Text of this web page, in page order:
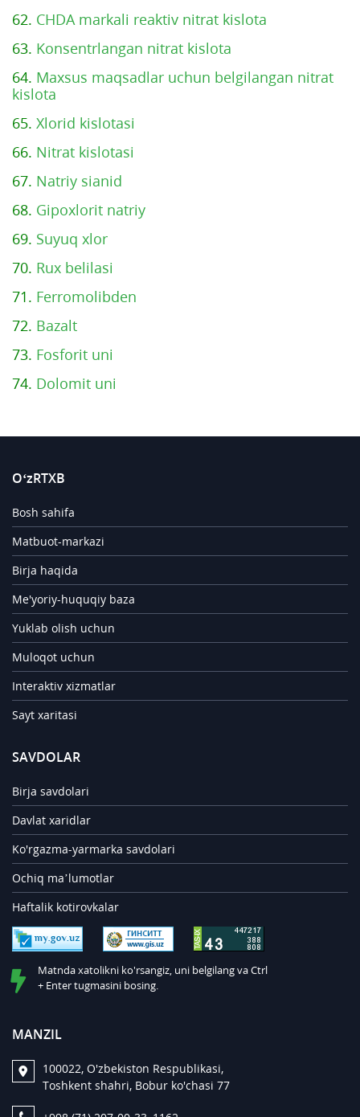
62. CHDA markali reaktiv nitrat kislota
63. Konsentrlangan nitrat kislota
64. Maxsus maqsadlar uchun belgilangan nitrat
kislota
65. Xlorid kislotasi
66. Nitrat kislotasi
67. Natriy sianid
68. Gipoxlorit natriy
69. Suyuq xlor
70. Rux belilasi
71. Ferromolibden
72. Bazalt
73. Fosforit uni
74. Dolomit uni
O‘zRTXB
Bosh sahifa
Matbuot-markazi
Birja haqida
Me'yoriy-huquqiy baza
Yuklab olish uchun
Muloqot uchun
Interaktiv xizmatlar
Sayt xaritasi
SAVDOLAR
Birja savdolari
Davlat xaridlar
Ko'rgazma-yarmarka savdolari
Ochiq ma’lumotlar
Haftalik kotirovkalar
Matnda xatolikni ko'rsangiz, uni belgilang va Ctrl
+ Enter tugmasini bosing.
MANZIL
100022, O'zbekiston Respublikasi,
Toshkent shahri, Bobur ko'chasi 77